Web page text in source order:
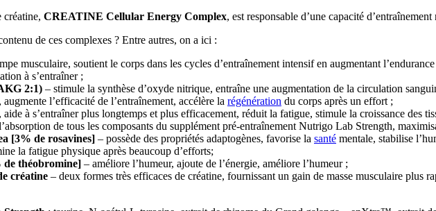
créatine, CREATINE Cellular Energy Complex, est responsable d’une capacité
de ces complexes ? Entre autres, on a ici :
musculaire, soutient le corps dans les cycles d’entraînement intensif en augmentant
à s’entraîner ;
2:1) – stimule la synthèse d’oxyde nitrique, entraîne une augmentation de la circulation
l’efficacité de l’entraînement, accélère la régénération du corps après un effort ;
aide à s’entraîner plus longtemps et plus efficacement, réduit la fatigue, stimule la croissance des
de tous les composants du supplément pré-entraînement Nutrigo Lab Strength,
[3% de rosavines] – possède des propriétés adaptogènes, favorise la santé mentale, stabilise
la fatigue physique après beaucoup d’efforts;
de théobromine] – améliore l’humeur, ajoute de l’énergie, améliore l’humeur ;
créatine – deux formes très efficaces de créatine, fournissant un gain de masse musculaire plus